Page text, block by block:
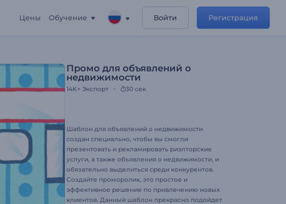
Цены Обучение Войти Регистрация
Промо для объявлений о
недвижимости
14K+ Экспорт 30 сек
Шаблон для объявлений о недвижимости
создан специально, чтобы вы смогли
презентовать и рекламировать риэлторские
услуги, а также объявления о недвижимости, и
обязательно выделиться среди конкурентов.
Создайте проморолик, это простое и
эффективное решение по привлечению новых
клиентов. Данный шаблон прекрасно подойдет